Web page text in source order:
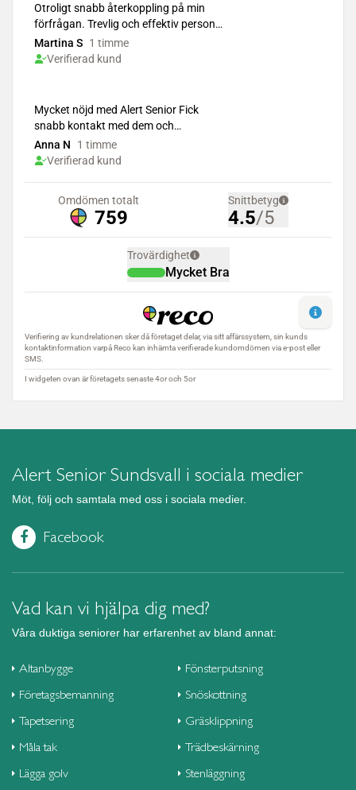
Alert Senior Sundsvall i sociala medier
Möt, följ och samtala med oss i sociala medier.
Facebook
Vad kan vi hjälpa dig med?
Våra duktiga seniorer har erfarenhet av bland annat:
Altanbygge
Företagsbemanning
Tapetsering
Måla tak
Lägga golv
Fönsterputsning
Snöskottning
Gräsklippning
Trädbeskärning
Stenläggning